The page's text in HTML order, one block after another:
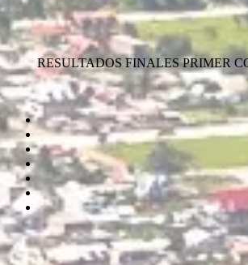
RESULTADOS FINALES PRIMER